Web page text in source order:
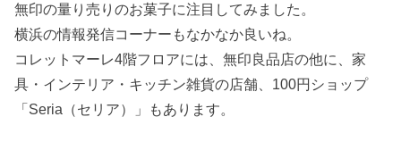
無印の量り売りのお菓子に注目してみました。
横浜の情報発信コーナーもなかなか良いね。
コレットマーレ4階フロアには、無印良品店の他に、家
具・インテリア・キッチン雑貨の店舗、100円ショップ
「Seria（セリア）」もあります。